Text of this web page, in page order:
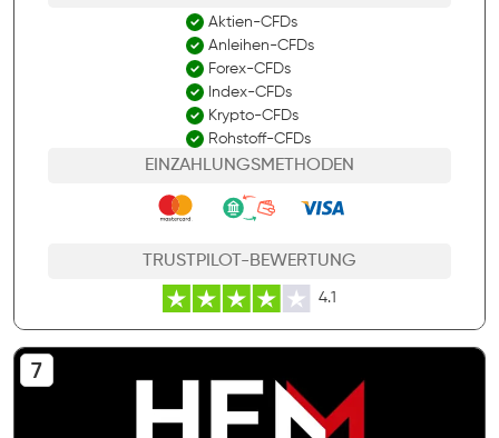
Aktien-CFDs
Anleihen-CFDs
Forex-CFDs
Index-CFDs
Krypto-CFDs
Rohstoff-CFDs
EINZAHLUNGSMETHODEN
TRUSTPILOT-BEWERTUNG
4.1